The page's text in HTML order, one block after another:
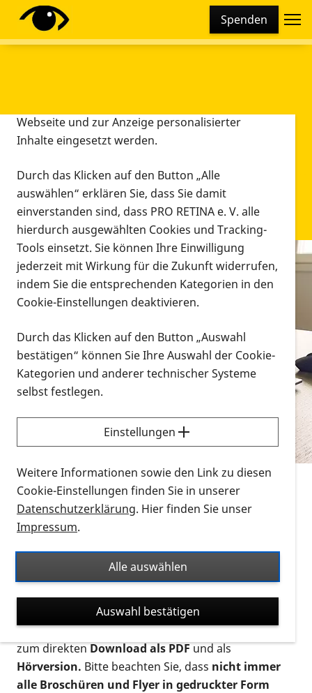
Spenden
Infomaterial
Infomaterial
Vorlesen
Alle Infomaterialien in verschiedenen
Formaten an einem Ort
Sie möchten wissen, wie Sie nach Infonmaterial
suchen und dieses bestellen bzw. herunterladen
können? Schauen Sie sich dieErklärvideos zum
Thema Infomaterial auf der PRO RETINA-Website
für blinde und sehbehinderte Menschen an.
Auf dieser Seite finden Sie sämtliches Infomaterial
Ort. Nutzen Sie den Formatfilter, um ausschließlich
nach Flyern und Broschüren, Audios oder Videos zu
suchen. Die meisten Flyer und Broschüren werden in
verschiedenen Formaten angeboten: zur
postalischen Bestellung als gedruckte Variante
zum direktenDownload als PDFund als
Hörversion. Bitte beachten Sie, dass nicht immer
alle Broschüren und Flyer in gedruckter Form
Diese Webseite setzt verschiedene Cookies und
Tracking-Tools ein. Dies beinhaltet Cookies und
Webseite und zur Anzeige personalisierter
Inhalte eingesetzt werden.
Durch das Klicken auf den Button „Alle
auswählen“ erklären Sie, dass Sie damit
einverstanden sind, dass PRO RETINA e. V. alle
hierdurch ausgewählten Cookies und Tracking-
Tools einsetzt. Sie können Ihre Einwilligung
jederzeit mit Wirkung für die Zukunft widerrufen,
indem Sie die entsprechenden Kategorien in den
Cookie-Einstellungen deaktivieren.
Durch das Klicken auf den Button „Auswahl
bestätigen“ können Sie Ihre Auswahl der Cookie-
Kategorien und anderer technischer Systeme
selbst festlegen.
Einstellungen
Weitere Informationen sowie den Link zu diesen
Cookie-Einstellungen finden Sie in unserer
Datenschutzerklärung. Hier finden Sie unser
Impressum.
Alle auswählen
Auswahl bestätigen